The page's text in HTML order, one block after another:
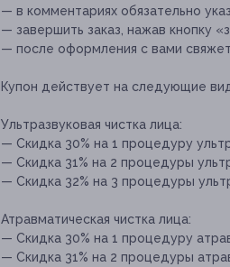
— ⁠в комментариях обязательно
—⁠ ⁠завершить заказ, нажав кнопку
— ⁠после оформления с вами
Купон действует на следующие
Ультразвуковая чистка лица:
— Скидка 30% на 1 процедуру
— Скидка 31% на 2 процедуры
— Скидка 32% на 3 процедуры
Атравматическая чистка лица:
— Скидка 30% на 1 процедуру
— Скидка 31% на 2 процедуры